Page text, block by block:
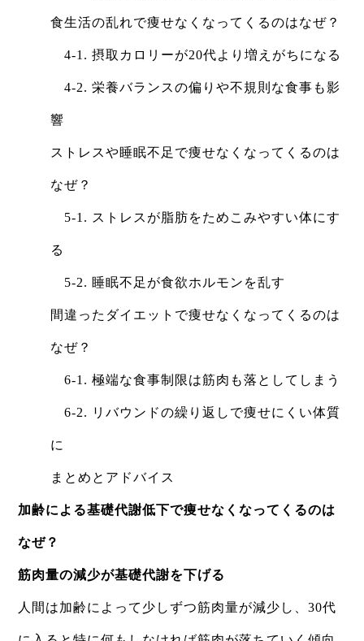
食生活の乱れで痩せなくなってくるのはなぜ？
4-1. 摂取カロリーが20代より増えがちになる
4-2. 栄養バランスの偏りや不規則な食事も影
響
ストレスや睡眠不足で痩せなくなってくるのは
なぜ？
5-1. ストレスが脂肪をためこみやすい体にす
る
5-2. 睡眠不足が食欲ホルモンを乱す
間違ったダイエットで痩せなくなってくるのは
なぜ？
6-1. 極端な食事制限は筋肉も落としてしまう
6-2. リバウンドの繰り返しで痩せにくい体質
に
まとめとアドバイス
加齢による基礎代謝低下で痩せなくなってくるのは
なぜ？
筋肉量の減少が基礎代謝を下げる
人間は加齢によって少しずつ筋肉量が減少し、30代